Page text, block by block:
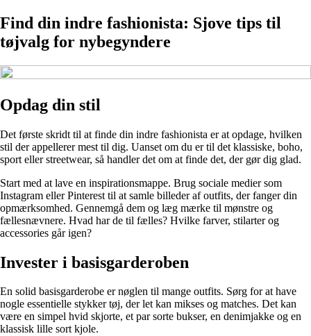
Find din indre fashionista: Sjove tips til
tøjvalg for nybegyndere
Opdag din stil
Det første skridt til at finde din indre fashionista er at opdage, hvilken
stil der appellerer mest til dig. Uanset om du er til det klassiske, boho,
sport eller streetwear, så handler det om at finde det, der gør dig glad.
Start med at lave en inspirationsmappe. Brug sociale medier som
Instagram eller Pinterest til at samle billeder af outfits, der fanger din
opmærksomhed. Gennemgå dem og læg mærke til mønstre og
fællesnævnere. Hvad har de til fælles? Hvilke farver, stilarter og
accessories går igen?
Invester i basisgarderoben
En solid basisgarderobe er nøglen til mange outfits. Sørg for at have
nogle essentielle stykker tøj, der let kan mikses og matches. Det kan
være en simpel hvid skjorte, et par sorte bukser, en denimjakke og en
klassisk lille sort kjole.